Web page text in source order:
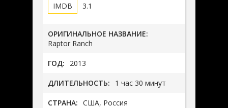
3.1
ОРИГИНАЛЬНОЕ НАЗВАНИЕ:
Raptor Ranch
ГОД: 2013
ДЛИТЕЛЬНОСТЬ: 1 час 30 минут
СТРАНА: США, Россия